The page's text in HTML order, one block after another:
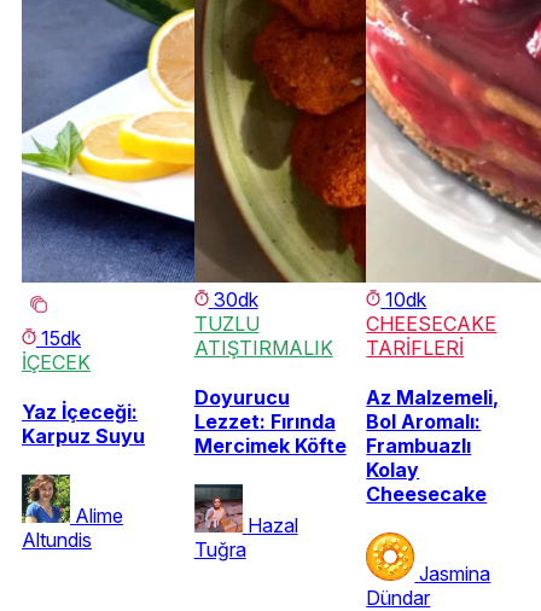
15dk
İÇECEK
Yaz İçeceği:
Karpuz Suyu
Alime
Altundis
30dk
TUZLU
ATIŞTIRMALIK
Doyurucu
Lezzet: Fırında
Mercimek Köfte
Hazal
Tuğra
10dk
CHEESECAKE
TARİFLERİ
Az Malzemeli,
Bol Aromalı:
Frambuazlı
Kolay
Cheesecake
Jasmina
Dündar